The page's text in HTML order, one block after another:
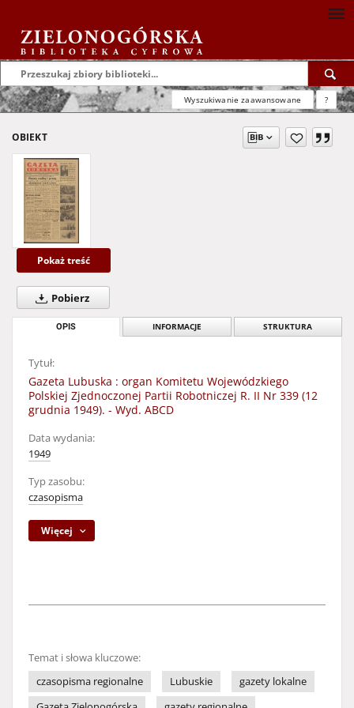
Wyszukiwanie zaawansowane ?
OBIEKT
Pokaż treść
Pobierz
OPIS INFORMACJE STRUKTURA
Tytuł:
Gazeta Lubuska : organ Komitetu Wojewódzkiego
Polskiej Zjednoczonej Partii Robotniczej R. II Nr 339 (12
grudnia 1949). - Wyd. ABCD
Data wydania:
1949
Typ zasobu:
czasopisma
Więcej
Temat i słowa kluczowe:
czasopisma regionalne
Lubuskie
gazety lokalne